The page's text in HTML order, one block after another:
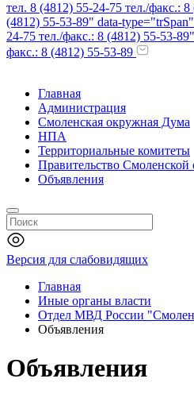
тел. 8 (4812) 55-24-75 тел./факс.:
(4812) 55-53-89" data-
24-75 тел./факс.: 8 (4812) 55-53-
факс.: 8 (4812) 55-53-89
Главная
Администрация
Смоленская окружная Дума
НПА
Территориальные комитеты
Правительство Смоленской
Объявления
Версия для слабовидящих
Главная
Иные органы власти
Отдел МВД России
Объявления
Объявления